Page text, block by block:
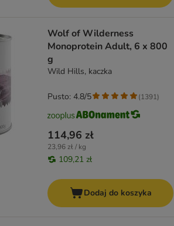
Wolf of Wilderness
Monoprotein Adult, 6 x 800
g
Wild Hills, kaczka
114,96 zł
23,96 zł / kg
109,21 zł
Pusto: 4.8/5 (1391)
Dodaj do koszyka